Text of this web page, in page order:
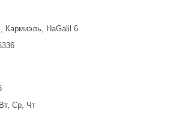
Кармиэль, HaGalil 6
Ср, Чт